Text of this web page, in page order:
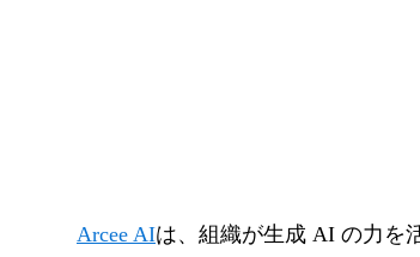
Arcee AIは、組織が生成 AI の力を